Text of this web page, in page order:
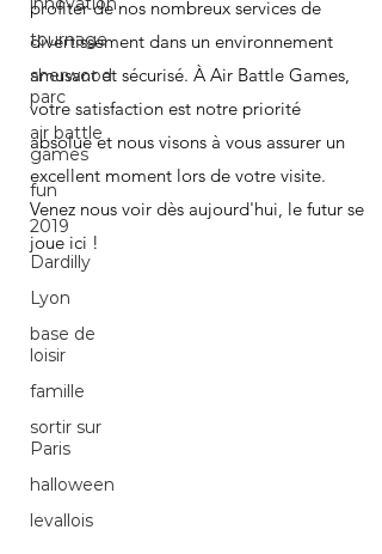
tournage
sherwood
parc
air battle
games
fun
2019
Dardilly
Lyon
base de
loisir
famille
sortir sur
Paris
halloween
levallois
profiter de nos nombreux services de
divertissement dans un environnement
amusant et sécurisé. À Air Battle Games,
votre satisfaction est notre priorité
absolue et nous visons à vous assurer un
excellent moment lors de votre visite.
Venez nous voir dès aujourd'hui, le futur se
joue ici !